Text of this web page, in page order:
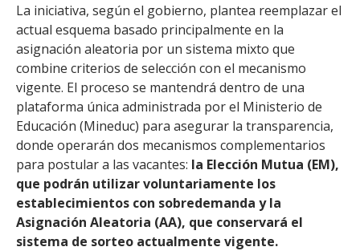
La iniciativa, según el gobierno, plantea reemplazar el
actual esquema basado principalmente en la
asignación aleatoria por un sistema mixto que
combine criterios de selección con el mecanismo
vigente. El proceso se mantendrá dentro de una
plataforma única administrada por el Ministerio de
Educación (Mineduc) para asegurar la transparencia,
donde operarán dos mecanismos complementarios
para postular a las vacantes: la Elección Mutua (EM),
que podrán utilizar voluntariamente los
establecimientos con sobredemanda y la
Asignación Aleatoria (AA), que conservará el
sistema de sorteo actualmente vigente.